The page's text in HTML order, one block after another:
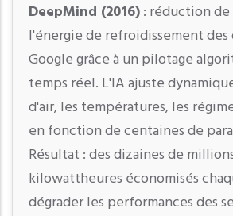
DeepMind (2016): réduction
l'énergie de refroidissement des
Google grâce à un pilotage
temps réel. L'IA ajuste
d'air, les températures, les
en fonction de centaines de
Résultat : des dizaines de
kilowattheures économisés
dégrader les performances des